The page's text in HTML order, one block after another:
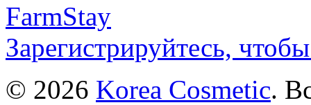
FarmStay
Зарегистрируйтесь,
© 2026 Korea Cosmetic.